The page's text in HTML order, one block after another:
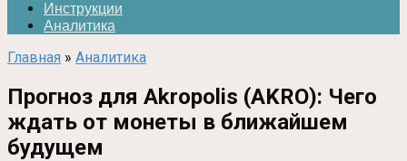
Инструкции
Аналитика
Главная » Аналитика
Прогноз для Akropolis (AKRO): Чего
ждать от монеты в ближайшем
будущем